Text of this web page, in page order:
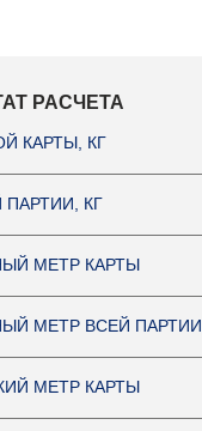
РАСЧЕТА
КАРТЫ, КГ
ПАРТИИ, КГ
МЕТР КАРТЫ
МЕТР ВСЕЙ ПАРТИИ
МЕТР КАРТЫ